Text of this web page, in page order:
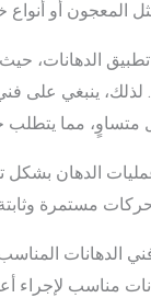
المعجون أو
الدهانات،
لذلك، ينبغي على
متساوٍ، مما يتطلب
الدهان بشكل
مستمرة
الدهانات
مناسب لإجراء